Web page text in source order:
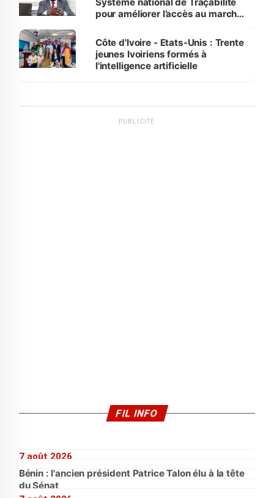
pour améliorer l’accès au marché
Côte d'Ivoire - Etats-Unis : Trente
jeunes Ivoiriens formés à
l'intelligence artificielle
PUBLICITÉ
FIL INFO
7 août 2026
Bénin : l'ancien président Patrice Talon élu à la tête
du Sénat